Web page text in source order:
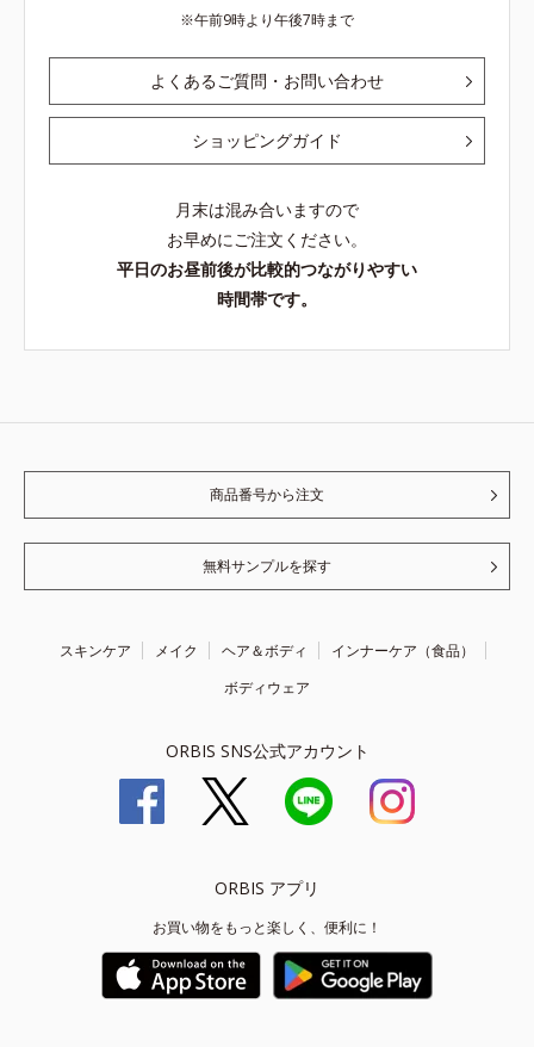
午前9時より午後7時まで
よくあるご質問・お問い合わせ
ショッピングガイド
月末は混み合いますので
お早めにご注文ください。
平日のお昼前後が比較的つながりやすい
時間帯です。
商品番号から注文
無料サンプルを探す
スキンケア メイク ヘア＆ボディ
インナーケア（食品）
ボディウェア
ORBIS SNS公式アカウント
ORBIS アプリ
お買い物をもっと楽しく、便利に！